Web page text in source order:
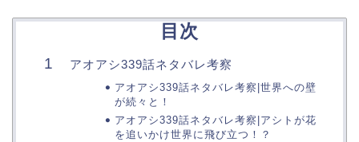
目次
アオアシ339話ネタバレ考察
アオアシ339話ネタバレ考察|世界への壁
が続々と！
アオアシ339話ネタバレ考察|アシトが花
を追いかけ世界に飛び立つ！？